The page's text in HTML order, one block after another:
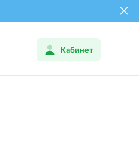
Кабинет